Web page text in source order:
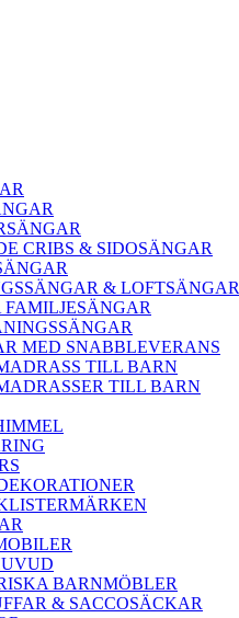
CRIBS & SIDOSÄNGAR
& LOFTSÄNGAR
FAMILJESÄNGAR
MED SNABBLEVERANS
TILL BARN
TILL BARN
BARNMÖBLER
& SACCOSÄCKAR